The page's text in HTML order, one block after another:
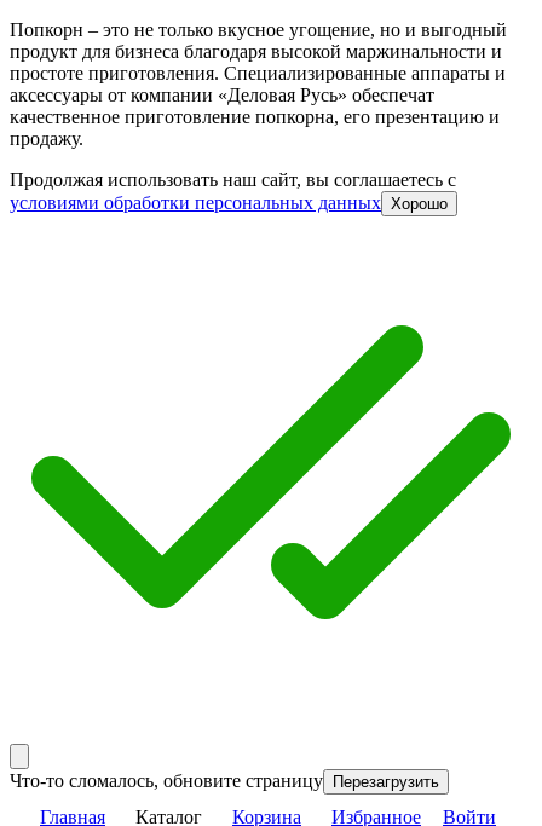
Попкорн – это не только вкусное угощение, но и выгодный
продукт для бизнеса благодаря высокой маржинальности и
простоте приготовления. Специализированные аппараты и
аксессуары от компании «Деловая Русь» обеспечат
качественное приготовление попкорна, его презентацию и
продажу.
Продолжая использовать наш сайт, вы соглашаетесь c
условиями обработки персональных данных Хорошо
Что-то сломалось, обновите страницу Перезагрузить
Главная Каталог Корзина Избранное Войти